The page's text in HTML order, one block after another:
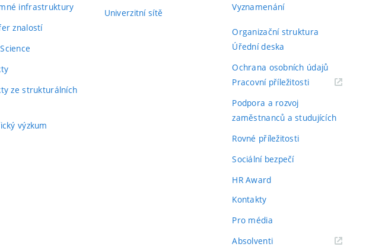
infrastruktury
znalostí
ze strukturálních
výzkum
Univerzitní sítě
Vyznamenání
Organizační struktura
Úřední deska
Ochrana osobních údajů
Pracovní příležitosti(externí
Podpora a rozvoj
zaměstnanců a studujících
Rovné příležitosti
Sociální bezpečí
HR Award
Kontakty
Pro média
Absolventi(externí